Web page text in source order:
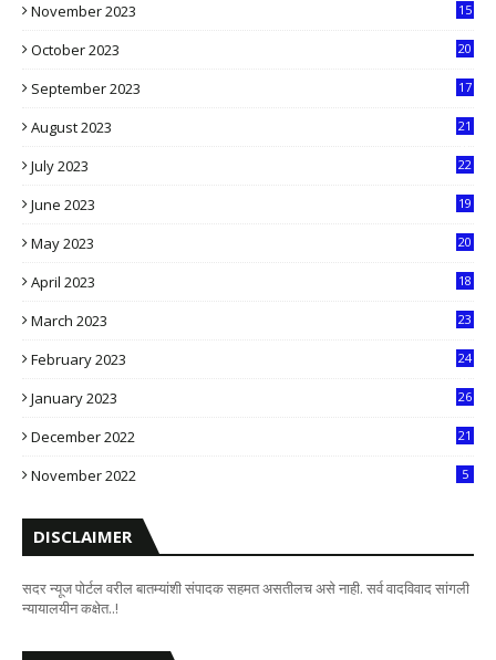
November 2023
15
October 2023
20
September 2023
17
August 2023
21
July 2023
22
June 2023
19
May 2023
20
April 2023
18
March 2023
23
February 2023
24
January 2023
26
December 2022
21
November 2022 5
DISCLAIMER
सदर न्यूज पोर्टल वरील बातम्यांशी संपादक सहमत असतीलच असे नाही. सर्व वादविवाद सांगली
न्यायालयीन कक्षेत..!